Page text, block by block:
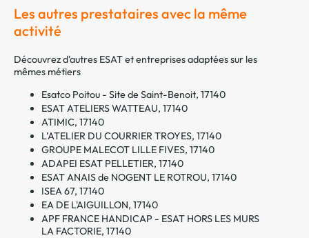
Les autres prestataires avec la même
activité
Découvrez d'autres ESAT et entreprises adaptées sur les
mêmes métiers
Esatco Poitou - Site de Saint-Benoit, 17140
ESAT ATELIERS WATTEAU, 17140
ATIMIC, 17140
L’ATELIER DU COURRIER TROYES, 17140
GROUPE MALECOT LILLE FIVES, 17140
ADAPEI ESAT PELLETIER, 17140
ESAT ANAIS de NOGENT LE ROTROU, 17140
ISEA 67, 17140
EA DE L'AIGUILLON, 17140
APF FRANCE HANDICAP - ESAT HORS LES MURS
LA FACTORIE, 17140